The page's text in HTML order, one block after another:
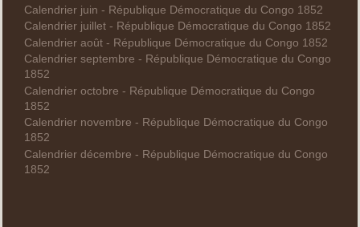
Calendrier juin - République Démocratique du Congo 1852
Calendrier juillet - République Démocratique du Congo 1852
Calendrier août - République Démocratique du Congo 1852
Calendrier septembre - République Démocratique du Congo
1852
Calendrier octobre - République Démocratique du Congo
1852
Calendrier novembre - République Démocratique du Congo
1852
Calendrier décembre - République Démocratique du Congo
1852